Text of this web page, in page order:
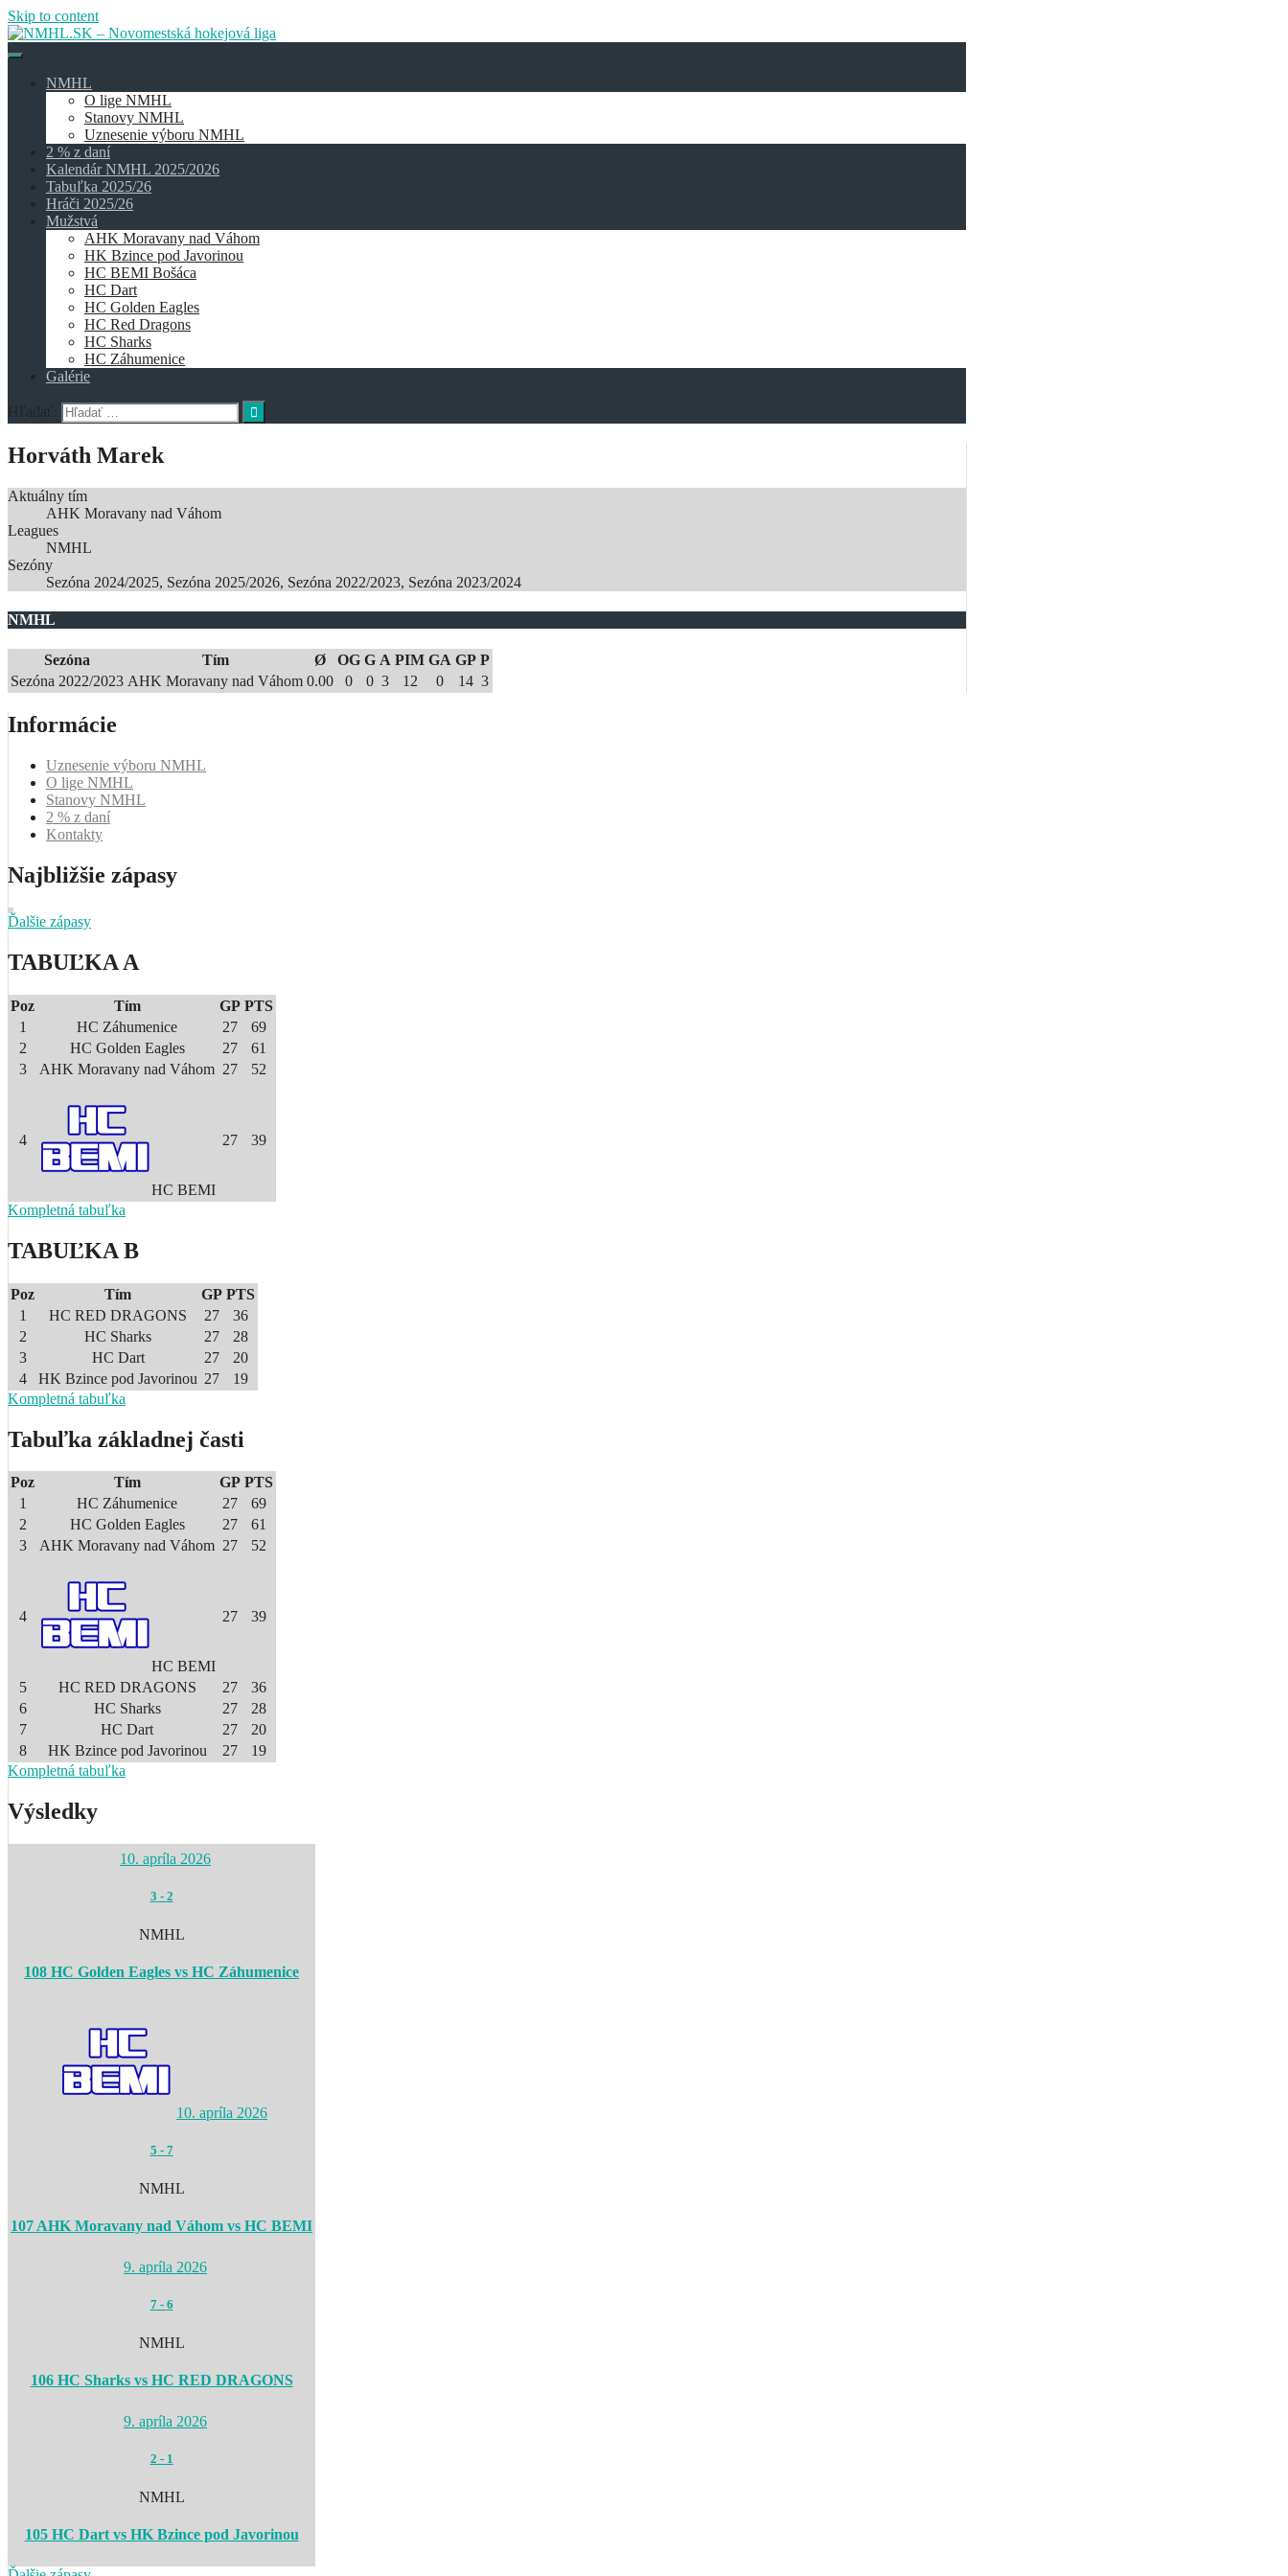
Skip to content
NMHL
O lige NMHL
Stanovy NMHL
Uznesenie výboru NMHL
2 % z daní
Kalendár NMHL 2025/2026
Tabuľka 2025/26
Hráči 2025/26
Mužstvá
AHK Moravany nad Váhom
HK Bzince pod Javorinou
HC BEMI Bošáca
HC Dart
HC Golden Eagles
HC Red Dragons
HC Sharks
HC Záhumenice
Galérie
Hľadať:
Horváth Marek
Aktuálny tím
AHK Moravany nad Váhom
Leagues
NMHL
Sezóny
Sezóna 2024/2025, Sezóna 2025/2026, Sezóna 2022/2023, Sezóna 2023/2024
NMHL
Sezóna Tím Ø OG G A PIM GA GP P
Sezóna 2022/2023 AHK Moravany nad Váhom 0.00 0 0 3 12 0 14 3
Informácie
Uznesenie výboru NMHL
O lige NMHL
Stanovy NMHL
2 % z daní
Kontakty
Najbližšie zápasy
Ďalšie zápasy
TABUĽKA A
Poz Tím GP PTS
1
HC Záhumenice 27
69
2
HC Golden Eagles 27
61
3
AHK Moravany nad Váhom 27 52
4
HC BEMI
27 39
Kompletná tabuľka
TABUĽKA B
Poz Tím GP PTS
1
HC RED DRAGONS 27
36
2
HC Sharks 27
28
3
HC Dart 27
20
4
HK Bzince pod Javorinou 27
19
Kompletná tabuľka
Tabuľka základnej časti
Poz Tím GP PTS
1
HC Záhumenice 27
69
2
HC Golden Eagles 27
61
3
AHK Moravany nad Váhom 27 52
4
HC BEMI
27 39
5 HC RED DRAGONS 27
36
6
HC Sharks 27
28
7
HC Dart 27
20
8
HK Bzince pod Javorinou 27
19
Kompletná tabuľka
Výsledky
10. apríla 2026
3 - 2
NMHL
108 HC Golden Eagles vs HC Záhumenice
10. apríla 2026
5 - 7
NMHL
107 AHK Moravany nad Váhom vs HC BEMI
9. apríla 2026
7- 6
NMHL
106 HC Sharks vs HC RED DRAGONS
9. apríla 2026
2 - 1
NMHL
105 HC Dart vs HK Bzince pod Javorinou